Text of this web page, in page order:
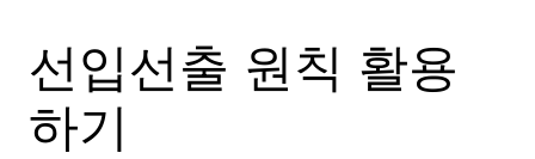
선입선출 원칙 활용
하기